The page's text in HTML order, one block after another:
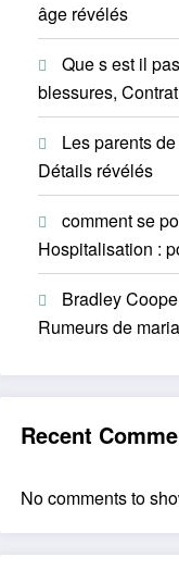
âge révélés
Que s est il
blessures, Contrat
Les parents
Détails révélés
comment se
Hospitalisation :
Bradley
Rumeurs de
Recent
No comments to